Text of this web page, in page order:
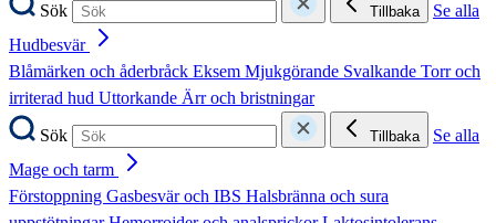
Sök
Tillbaka
Se alla
Hudbesvär
Blåmärken och åderbråck Eksem Mjukgörande Svalkande Torr och
irriterad hud Uttorkande Ärr och bristningar
Sök
Tillbaka
Se alla
Mage och tarm
Förstoppning Gasbesvär och IBS Halsbränna och sura